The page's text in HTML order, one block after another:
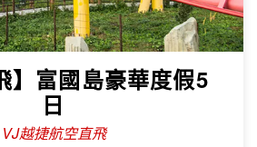
】富國島豪華度假5
日
VJ越捷航空直飛